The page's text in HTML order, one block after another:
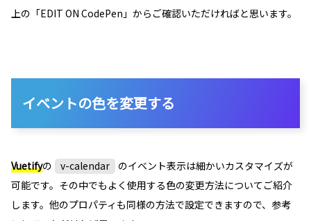
上の「EDIT ON CodePen」からご確認いただければと思います。
イベントの色を変更する
Vuetifyの v-calendar
のイベント表示は細かいカスタマイズが
可能です。その中でもよく使用する色の変更方法についてご紹介
します。他のプロパティも同様の方法で設定できますので、参考